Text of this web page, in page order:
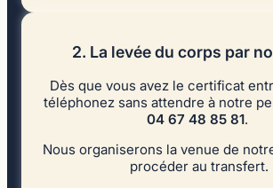
2. La levée du corps par
Dès que vous avez le certificat
téléphonez sans attendre à notre
04 67 48 85 81.
Nous organiserons la venue de
procéder au transfert.